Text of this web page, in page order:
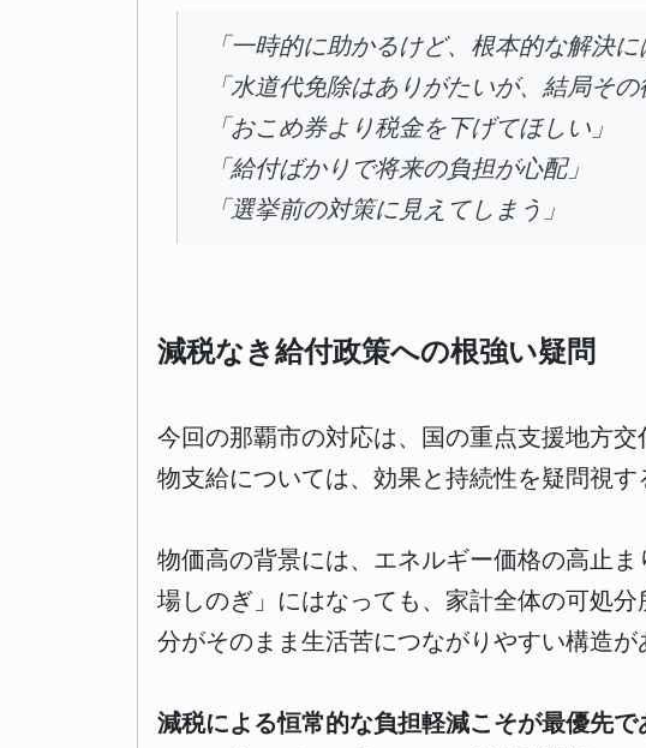
「一時的に助かるけど、根本的な解決に
「水道代免除はありがたいが、結局その
「おこめ券より税金を下げてほしい」
「給付ばかりで将来の負担が心配」
「選挙前の対策に見えてしまう」
減税なき給付政策への根強い疑問
今回の那覇市の対応は、国の重点支援地方
物支給については、効果と持続性を疑問視す
物価高の背景には、エネルギー価格の高止
場しのぎ」にはなっても、家計全体の可処
分がそのまま生活苦につながりやすい構造が
減税による恒常的な負担軽減こそが最優先で